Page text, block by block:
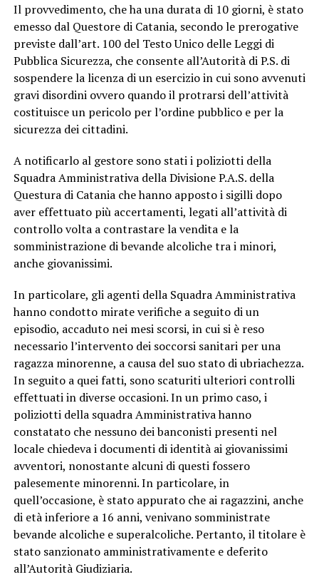
Il provvedimento, che ha una durata di 10 giorni, è stato
emesso dal Questore di Catania, secondo le prerogative
previste dall’art. 100 del Testo Unico delle Leggi di
Pubblica Sicurezza, che consente all’Autorità di P.S. di
sospendere la licenza di un esercizio in cui sono avvenuti
gravi disordini ovvero quando il protrarsi dell’attività
costituisce un pericolo per l’ordine pubblico e per la
sicurezza dei cittadini.
A notificarlo al gestore sono stati i poliziotti della
Squadra Amministrativa della Divisione P.A.S. della
Questura di Catania che hanno apposto i sigilli dopo
aver effettuato più accertamenti, legati all’attività di
controllo volta a contrastare la vendita e la
somministrazione di bevande alcoliche tra i minori,
anche giovanissimi.
In particolare, gli agenti della Squadra Amministrativa
hanno condotto mirate verifiche a seguito di un
episodio, accaduto nei mesi scorsi, in cui si è reso
necessario l’intervento dei soccorsi sanitari per una
ragazza minorenne, a causa del suo stato di ubriachezza.
In seguito a quei fatti, sono scaturiti ulteriori controlli
effettuati in diverse occasioni. In un primo caso, i
poliziotti della squadra Amministrativa hanno
constatato che nessuno dei banconisti presenti nel
locale chiedeva i documenti di identità ai giovanissimi
avventori, nonostante alcuni di questi fossero
palesemente minorenni. In particolare, in
quell’occasione, è stato appurato che ai ragazzini, anche
di età inferiore a 16 anni, venivano somministrate
bevande alcoliche e superalcoliche. Pertanto, il titolare è
stato sanzionato amministrativamente e deferito
all’Autorità Giudiziaria.